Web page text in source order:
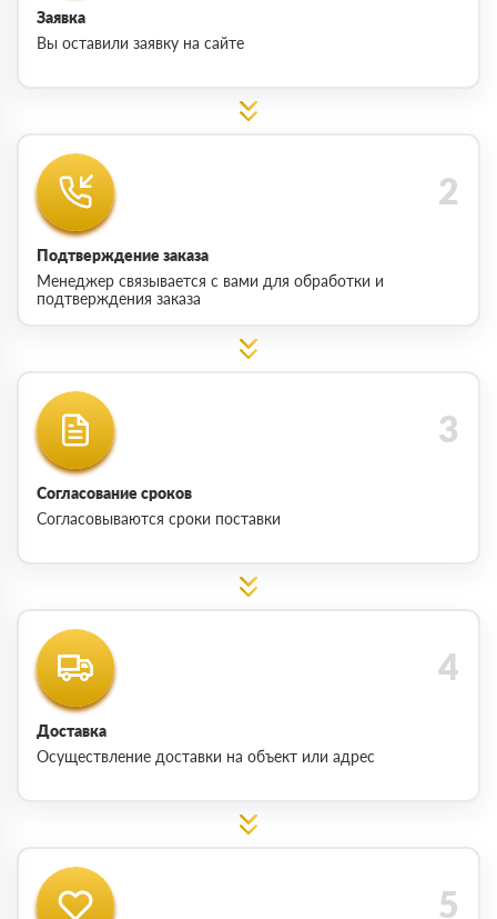
Заявка
Вы оставили заявку на сайте
Подтверждение заказа
Менеджер связывается с вами для обработки и
подтверждения заказа
Согласование сроков
Согласовываются сроки поставки
Доставка
Осуществление доставки на объект или адрес